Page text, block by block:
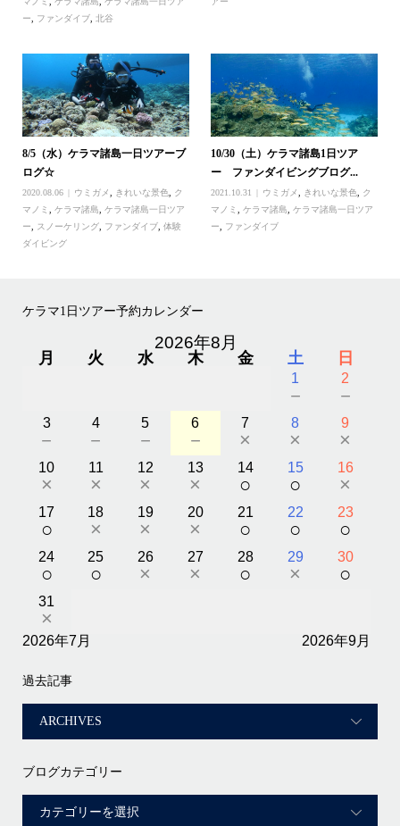
ー
ファンダイブ, 北谷
8/5（水）ケラマ諸島一日ツアーブ
ログ☆
2020.08.06 ウミガメ きれいな景色
ク
マノミ
ケラマ諸島
ケラマ諸島一日ツア
ー
スノーケリング, ファンダイブ, 体験
ダイビング
10/30（土）ケラマ諸島1日ツア
ー ファンダイビングブログ...
2021.10.31 ウミガメ きれいな景色
ク
マノミ
,ケラマ諸島 ,ケラマ諸島一日ツア
ー
ファンダイブ
ケラマ1日ツアー予約カレンダー
2026年8月
月 火 水 木 金 土 日
1
－
2
－
3
－
4
－
5
－
6
－
7
×
8
×
9
×
10
×
11
×
12
×
13
×
14
○
15
○
16
×
17
○
18
×
19
×
20
×
21
○
22
○
23
○
24
○
25
○
26
×
27
×
28
○
29
×
30
○
31
×
2026年7月 2026年9月
過去記事
ブログカテゴリー